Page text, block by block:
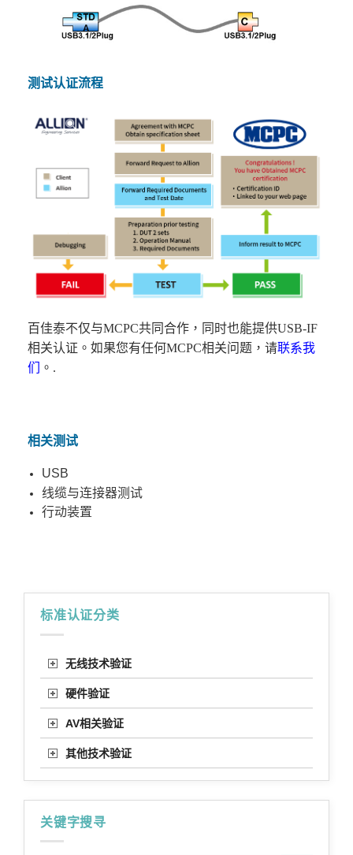
测试认证流程
百佳泰不仅与MCPC共同合作，同时也能提供USB-IF
相关认证。如果您有任何MCPC相关问题，请联系我
们
。.
相关测试
USB
线缆与连接器测试
行动装置
标准认证分类
无线技术验证
硬件验证
AV相关验证
其他技术验证
关键字搜寻